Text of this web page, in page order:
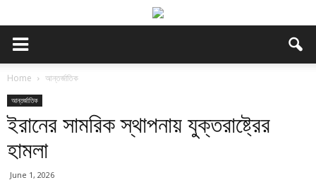
Home আন্তর্জাতিক
আন্তর্জাতিক
ইরানের সামরিক স্থাপনায় যুক্তরাষ্ট্রের
হামলা
June 1, 2026